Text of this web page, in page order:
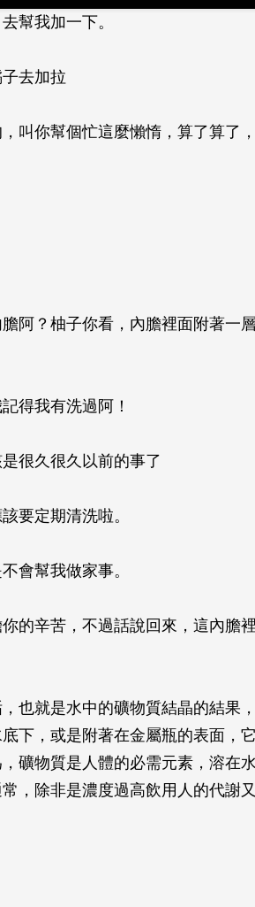
幫我加一下。
去加拉
叫你幫個忙這麼懶惰，算了算了
阿？柚子你看，內膽裡面附著一
得我有洗過阿！
很久很久以前的事了
要定期清洗啦。
會幫我做家事。
的辛苦，不過話說回來，這內膽
也就是水中的礦物質結晶的結果
下，或是附著在金屬瓶的表面，
礦物質是人體的必需元素，溶在
，除非是濃度過高飲用人的代謝